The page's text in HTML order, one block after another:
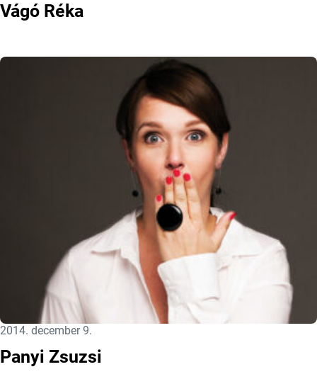
Vágó Réka
Közzétéve:
2014. december 9.
Panyi Zsuzsi